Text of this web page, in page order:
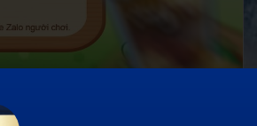
thưởng hấp dẫn, nhưng nó
vẫn còn đang chờ bạn đến sở